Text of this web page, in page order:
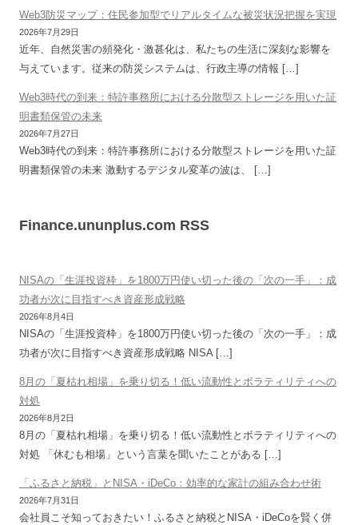
Web3防災マップ：住民参加型でリアルタイムな被災状況把握を実現
2026年7月29日
近年、自然災害の頻発化・激甚化は、私たちの生活に深刻な影響を
与えています。従来の防災システムは、行政主導の情報 […]
Web3時代の到来：特許事務所における分散型ストレージを用いた証
明書類保管の未来
2026年7月27日
Web3時代の到来：特許事務所における分散型ストレージを用いた証
明書類保管の未来 激動するデジタル変革の波は、 […]
Finance.ununplus.com RSS
NISAの「生涯投資枠」を1800万円使い切った後の「次の一手」：成
功者が次に目指すべき資産形成戦略
2026年8月4日
NISAの「生涯投資枠」を1800万円使い切った後の「次の一手」：成
功者が次に目指すべき資産形成戦略 NISA […]
8月の「夏枯れ相場」を乗り切る！低い流動性とボラティリティへの
対処
2026年8月2日
8月の「夏枯れ相場」を乗り切る！低い流動性とボラティリティへの
対処 「休むも相場」という言葉を聞いたことがある […]
「ふるさと納税」とNISA・iDeCo：効率的な家計の組み合わせ術
2026年7月31日
会社員こそ知っておきたい！ふるさと納税とNISA・iDeCoを賢く併